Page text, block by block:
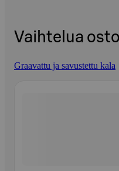
Vaihtelua
Graavattu ja savustettu kala